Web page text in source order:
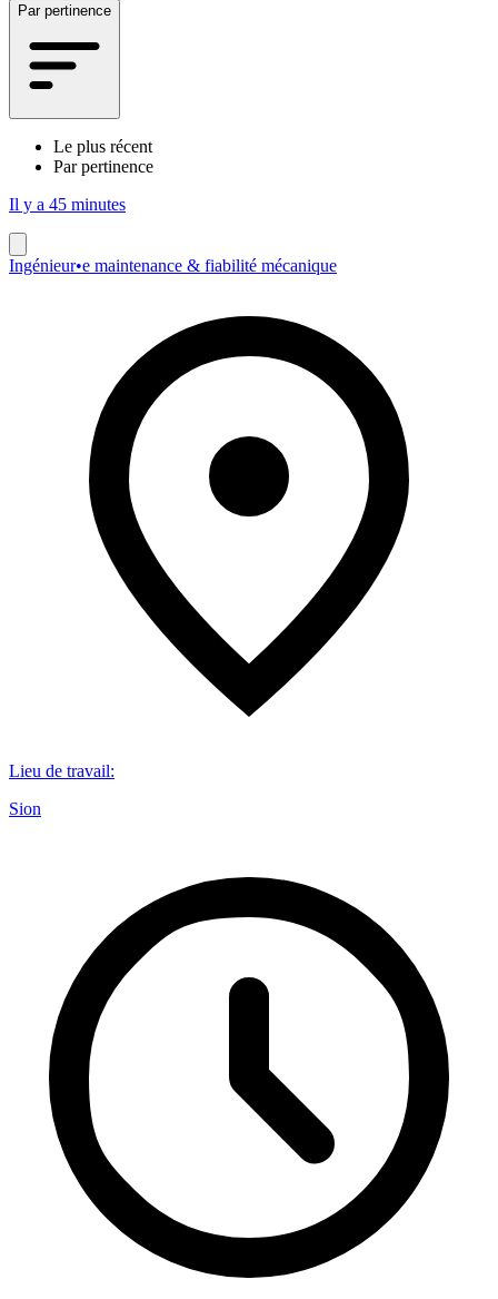
Par pertinence
Le plus récent
Par pertinence
Il y a 45 minutes
Ingénieur•e maintenance & fiabilité mécanique
Lieu de travail:
Sion